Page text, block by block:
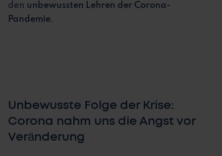
den unbewussten Lehren der Corona-
Pandemie.
Unbewusste Folge der Krise:
Corona nahm uns die Angst vor
Veränderung